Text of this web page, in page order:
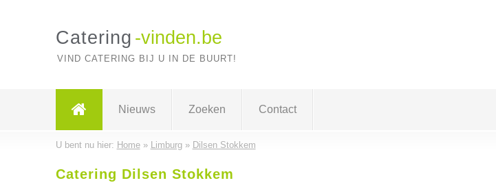
Catering -vinden.be
VIND CATERING BIJ U IN DE BUURT!
Nieuws Zoeken Contact
U bent nu hier: Home» Limburg» Dilsen Stokkem
Catering Dilsen Stokkem